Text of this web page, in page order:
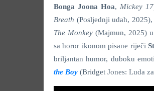
Bonga Joona Hoa, Mickey
Breath (Posljednji udah,
The Monkey (Majmun, 2025)
sa horor ikonom pisane riječi
briljantan humor, duboku
the Boy (Bridget Jones: Luda